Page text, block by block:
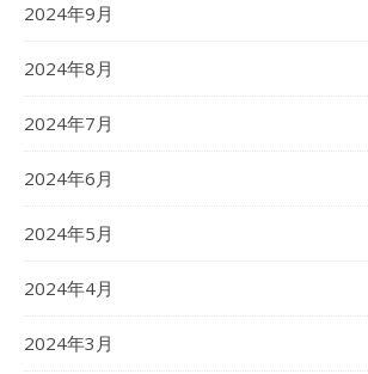
2024年9月
2024年8月
2024年7月
2024年6月
2024年5月
2024年4月
2024年3月